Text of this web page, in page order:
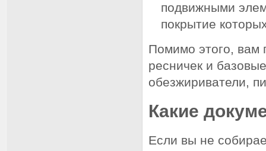
подвижными
покрытие
Помимо этого, вам
ресничек и
обезжириватели,
Какие
Если вы не